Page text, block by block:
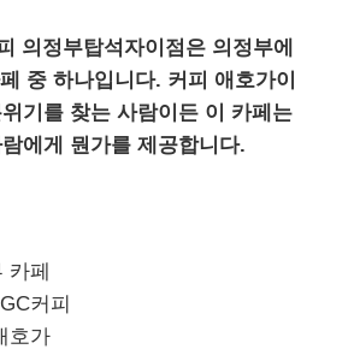
의정부탑석자이점은 의정부에
중 하나입니다. 커피 애호가이
기를 찾는 사람이든 이 카페는
에게 뭔가를 제공합니다.
카페
커피
호가